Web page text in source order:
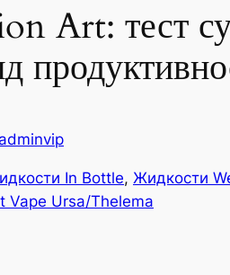
Art: тест
adminvip
In Bottle, Жидкости
Vape Ursa/Thelema